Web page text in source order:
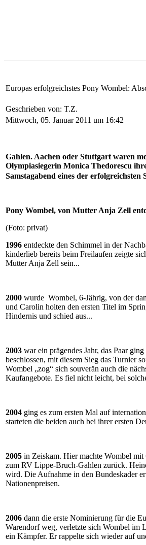
Europas erfolgreichstes Pony Wombel:
Geschrieben von: T.Z.
Mittwoch, 05. Januar 2011 um 16:42
Gahlen. Aachen oder Stuttgart waren
Olympiasiegerin Monica Thedorescu
Samstagabend eines der
Pony Wombel, von Mutter Anja Zell
(Foto: privat)
1996 entdeckte den Schimmel in der
kinderlieb bereits beim Freilaufen zeigte
Mutter Anja Zell sein...
2000 wurde Wombel, 6-Jährig, von der
und Carolin holten den ersten Titel im
Hindernis und schied aus...
2003 war ein prägendes Jahr, das Paar
beschlossen, mit diesem Sieg das Turnier
Wombel „zog“ sich souverän auch die
Kaufangebote. Es fiel nicht leicht, bei
2004 ging es zum ersten Mal auf
starteten die beiden auch bei ihrer ersten
2005 in Zeiskam. Hier machte Wombel mit
zum RV Lippe-Bruch-Gahlen zurück.
wird. Die Aufnahme in den Bundeskader
Nationenpreisen.
2006 dann die erste Nominierung für die
Warendorf weg, verletzte sich Wombel im
ein Kämpfer. Er rappelte sich wieder auf